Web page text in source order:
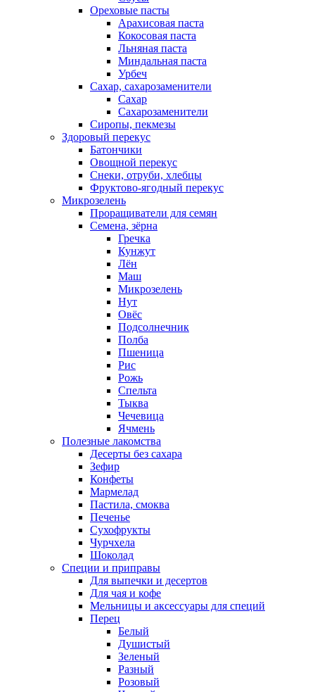
Ореховые пасты
Арахисовая паста
Кокосовая паста
Льняная паста
Миндальная паста
Урбеч
Сахар, сахарозаменители
Сахар
Сахарозаменители
Сиропы, пекмезы
Здоровый перекус
Батончики
Овощной перекус
Снеки, отруби, хлебцы
Фруктово-ягодный перекус
Микрозелень
Проращиватели для семян
Семена, зёрна
Гречка
Кунжут
Лён
Маш
Микрозелень
Нут
Овёс
Подсолнечник
Полба
Пшеница
Рис
Рожь
Спельта
Тыква
Чечевица
Ячмень
Полезные лакомства
Десерты без сахара
Зефир
Конфеты
Мармелад
Пастила, смоква
Печенье
Сухофрукты
Чурчхела
Шоколад
Специи и приправы
Для выпечки и десертов
Для чая и кофе
Мельницы и аксессуары для специй
Перец
Белый
Душистый
Зеленый
Разный
Розовый